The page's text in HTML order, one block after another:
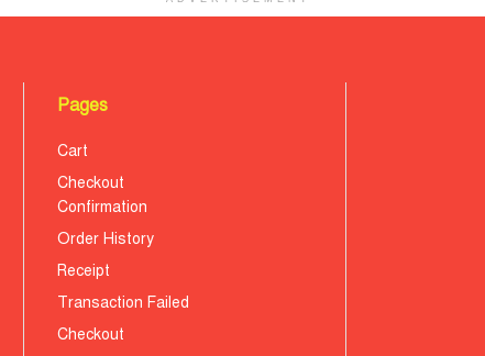
Pages
Cart
Checkout
Confirmation
Order History
Receipt
Transaction Failed
Checkout